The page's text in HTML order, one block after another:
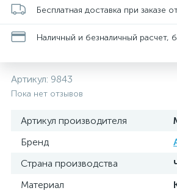
Бесплатная доставка при заказе
Наличный и безналичный расчет,
Артикул: 9843
Пока нет отзывов
Артикул производителя
Бренд
Страна производства
Материал